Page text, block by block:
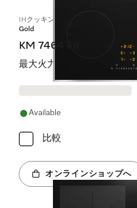
IHクッキングヒーター
Gold
KM 7464 FR
最大火力のための
Available
比較
オンラインショップへ